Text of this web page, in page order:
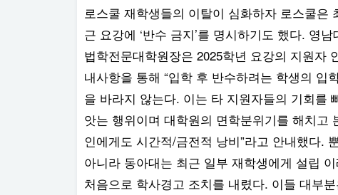
로스쿨 재학생들의 이탈이 심화하자 로스쿨은
근 요강에 ‘반수 금지’를 명시하기도 했다. 영남
법학전문대학원장은 2025학년 요강의 지원자
내사항을 통해 “입학 후 반수하려는 학생의 입
을 바라지 않는다. 이는 타 지원자들의 기회를
앗는 행위이며 대학원의 면학분위기를 해치고
인에게도 시간적/금전적 낭비”라고 안내했다.
아니라 동아대는 최근 일부 재학생에게 설립 이
처음으로 학사경고 조치를 내렸다. 이들 대부